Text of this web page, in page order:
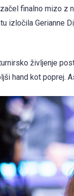
finalno mizo z
izločila Gerianne
življenje
hand kot poprej.